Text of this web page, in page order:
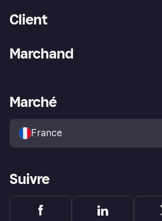
Client
Explorez les magasins
Politique de protection de
l’acheteur Klarna
Marchand
Portail Marchand
Marché
France
Suivre